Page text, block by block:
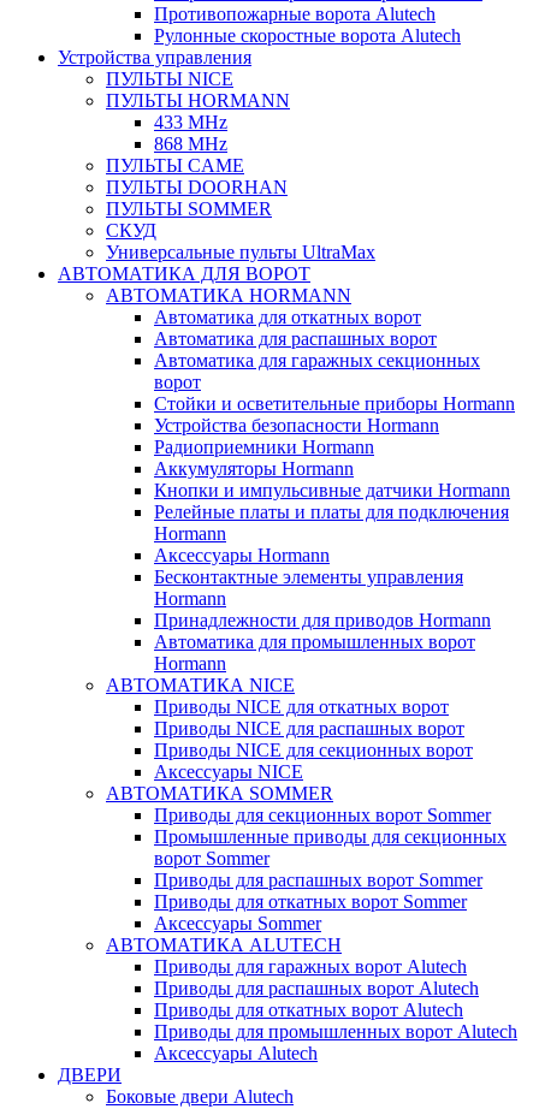
Противопожарные ворота Alutech
Рулонные скоростные ворота Alutech
Устройства управления
ПУЛЬТЫ NICE
ПУЛЬТЫ HORMANN
433 MHz
868 MHz
ПУЛЬТЫ CAME
ПУЛЬТЫ DOORHAN
ПУЛЬТЫ SOMMER
СКУД
Универсальные пульты UltraMax
АВТОМАТИКА ДЛЯ ВОРОТ
АВТОМАТИКА HORMANN
Автоматика для откатных ворот
Автоматика для распашных ворот
Автоматика для гаражных секционных
ворот
Стойки и осветительные приборы Hormann
Устройства безопасности Hormann
Радиоприемники Hormann
Аккумуляторы Hormann
Кнопки и импульсивные датчики Hormann
Релейные платы и платы для подключения
Hormann
Аксессуары Hormann
Бесконтактные элементы управления
Hormann
Принадлежности для приводов Hormann
Автоматика для промышленных ворот
Hormann
АВТОМАТИКА NICE
Приводы NICE для откатных ворот
Приводы NICE для распашных ворот
Приводы NICE для секционных ворот
Аксессуары NICE
АВТОМАТИКА SOMMER
Приводы для секционных ворот Sommer
Промышленные приводы для секционных
ворот Sommer
Приводы для распашных ворот Sommer
Приводы для откатных ворот Sommer
Аксессуары Sommer
АВТОМАТИКА ALUTECH
Приводы для гаражных ворот Alutech
Приводы для распашных ворот Alutech
Приводы для откатных ворот Alutech
Приводы для промышленных ворот Alutech
Аксессуары Alutech
ДВЕРИ
Боковые двери Alutech